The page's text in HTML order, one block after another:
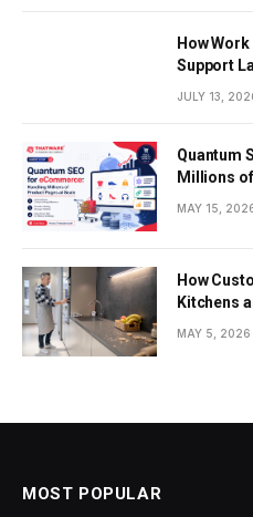
How
Support
JULY 13,
Quantum
Millions
MAY 15,
How
Kitchens
MAY 5, 2026
MOST POPULAR